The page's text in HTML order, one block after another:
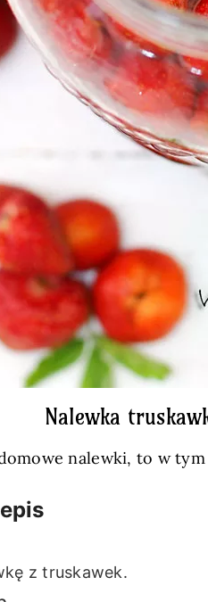
Nalewka
nalewki, to w
z truskawek.